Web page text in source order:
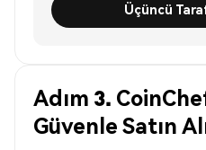
Üçüncü
Adım 3.
Güvenle Satın